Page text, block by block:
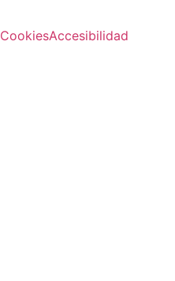
CookiesAccesibilidad